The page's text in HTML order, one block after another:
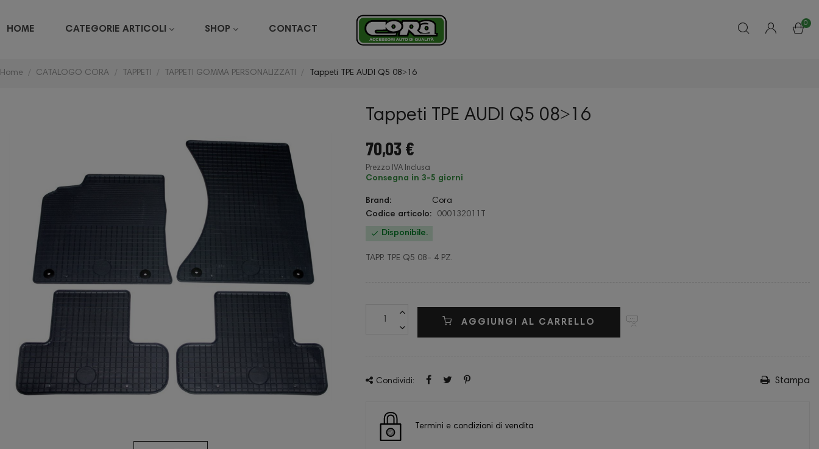
HOME CATEGORIE ARTICOLI SHOP CONTACT
0
Home CATALOGO CORA TAPPETI TAPPETI GOMMA PERSONALIZZATI Tappeti TPE AUDI Q5 08˃16
Tappeti TPE AUDI Q5 08˃16
70,03 €
Prezzo IVA Inclusa
Consegna in 3-5 giorni
Brand:
Cora
Codice articolo:
000132011T
 Disponibile.
TAPP. TPE Q5 08- 4 PZ.
AGGIUNGI AL CARRELLO
Condividi: Stampa
Termini e condizioni di vendita